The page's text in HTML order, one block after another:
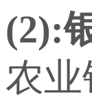
(2):
农业